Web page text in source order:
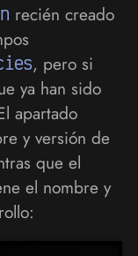
recién creado
, pero si
ya han sido
apartado
y versión de
que el
el nombre y